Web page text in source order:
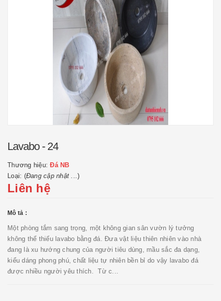
Lavabo - 24
Thương hiệu:Đá NB
Loại: (Đang cập nhật ...)
Liên hệ
Mô tả :
Một phòng tắm sang trọng, một không gian sân vườn lý tưởng
không thể thiếu lavabo bằng đá. Đưa vật liệu thiên nhiên vào nhà
đang là xu hướng chung của người tiêu dùng, mầu sắc đa dạng,
kiểu dáng phong phú, chất liệu tự nhiên bền bỉ do vậy lavabo đá
được nhiều người yêu thích. Từ c...